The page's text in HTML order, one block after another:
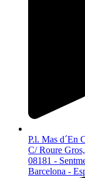
P.l. Mas d´En
C/ Roure
08181 -
Barcelona -